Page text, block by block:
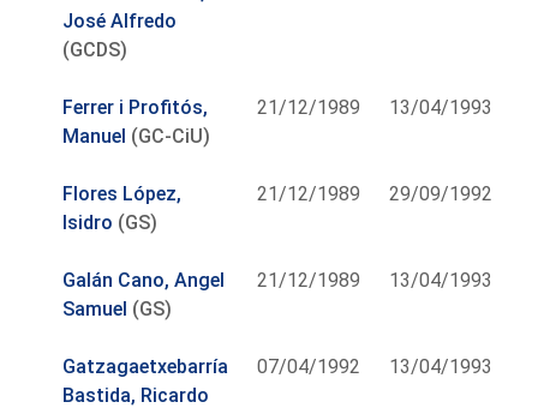
José Alfredo
(GCDS)
Ferrer i Profitós,
Manuel (GC-CiU)
21/12/1989 13/04/1993
Flores López,
Isidro (GS)
21/12/1989 29/09/1992
Galán Cano, Angel
Samuel (GS)
21/12/1989 13/04/1993
Gatzagaetxebarría
Bastida, Ricardo
07/04/1992 13/04/1993